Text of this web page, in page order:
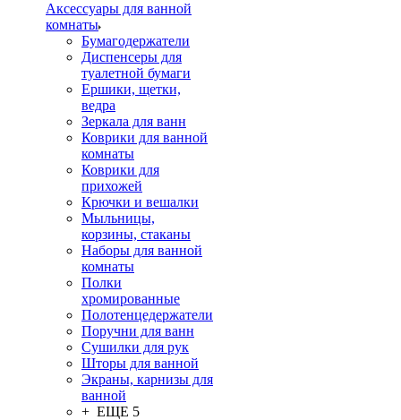
Аксессуары для ванной
комнаты
Бумагодержатели
Диспенсеры для
туалетной бумаги
Ершики, щетки,
ведра
Зеркала для ванн
Коврики для ванной
комнаты
Коврики для
прихожей
Крючки и вешалки
Мыльницы,
корзины, стаканы
Наборы для ванной
комнаты
Полки
хромированные
Полотенцедержатели
Поручни для ванн
Сушилки для рук
Шторы для ванной
Экраны, карнизы для
ванной
+ ЕЩЕ 5